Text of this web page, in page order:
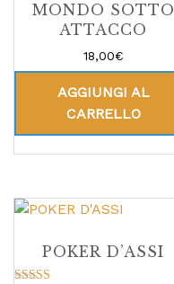
MONDO SOTTO
ATTACCO
18,00€
AGGIUNGI AL
CARRELLO
POKER D’ASSI